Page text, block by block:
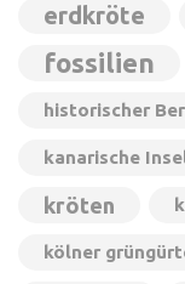
erdkröte
fossilien
historischer
kanarische
kröten
kölner